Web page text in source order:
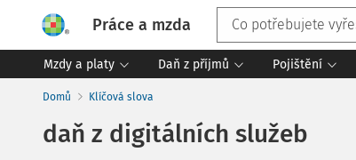
Práce a mzda
Mzdy a platy Daň z příjmů Pojištění
Domů Klíčová slova
daň z digitálních služeb